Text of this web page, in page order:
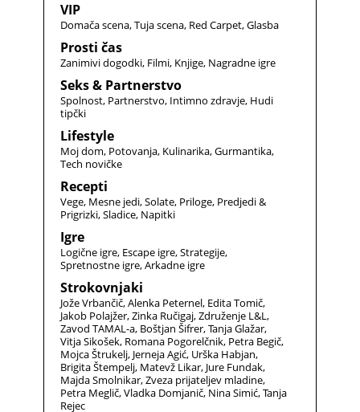
VIP
Domača scena Tuja scena Red Carpet Glasba
Prosti čas
Zanimivi dogodki Filmi Knjige Nagradne igre
Seks & Partnerstvo
Spolnost Partnerstvo Intimno zdravje Hudi
tipčki
Lifestyle
Moj dom Potovanja Kulinarika Gurmantika
Tech novičke
Recepti
Vege Mesne jedi Solate Priloge Predjedi &
Prigrizki Sladice Napitki
Igre
Logične igre Escape igre Strategije
Spretnostne igre Arkadne igre
Strokovnjaki
Jože Vrbančič Alenka Peternel Edita Tomič
Jakob Polajžer Zinka Ručigaj Združenje L&L
Zavod TAMAL-a Boštjan Šifrer Tanja Glažar
Vitja Sikošek Romana Pogorelčnik Petra Begič
Mojca Štrukelj Jerneja Agić Urška Habjan
Brigita Štempelj Matevž Likar Jure Fundak
Majda Smolnikar Zveza prijateljev mladine
Petra Meglič Vladka Domjanič Nina Simić Tanja
Rejec